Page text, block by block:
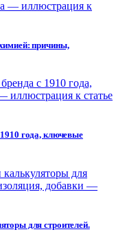
причины,
года, ключевые
для строителей.